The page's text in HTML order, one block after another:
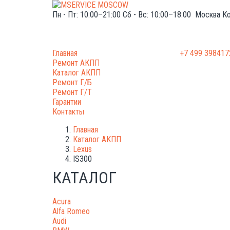
Пн - Пт: 10:00–21:00 Сб - Вс: 10:00–18:00 Москва
+7 499
Главная
Ремонт АКПП
Каталог АКПП
Ремонт Г/Б
Ремонт Г/Т
Гарантии
Контакты
Главная
Каталог АКПП
Lexus
IS300
КАТАЛОГ
Acura
Alfa Romeo
Audi